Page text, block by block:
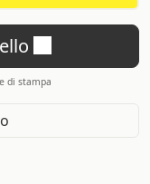
di stampa